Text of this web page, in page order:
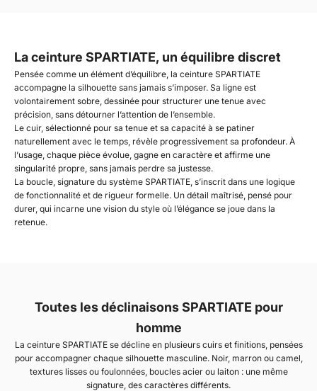
La ceinture SPARTIATE, un équilibre discret
Pensée comme un élément d’équilibre, la ceinture SPARTIATE
accompagne la silhouette sans jamais s’imposer. Sa ligne est
volontairement sobre, dessinée pour structurer une tenue avec
précision, sans détourner l’attention de l’ensemble.
Le cuir, sélectionné pour sa tenue et sa capacité à se patiner
naturellement avec le temps, révèle progressivement sa profondeur. À
l’usage, chaque pièce évolue, gagne en caractère et affirme une
singularité propre, sans jamais perdre sa justesse.
La boucle, signature du système SPARTIATE, s’inscrit dans une logique
de fonctionnalité et de rigueur formelle. Un détail maîtrisé, pensé pour
durer, qui incarne une vision du style où l’élégance se joue dans la
retenue.
Toutes les déclinaisons SPARTIATE pour
homme
La ceinture SPARTIATE se décline en plusieurs cuirs et finitions, pensées
pour accompagner chaque silhouette masculine. Noir, marron ou camel,
textures lisses ou foulonnées, boucles acier ou laiton : une même
signature, des caractères différents.